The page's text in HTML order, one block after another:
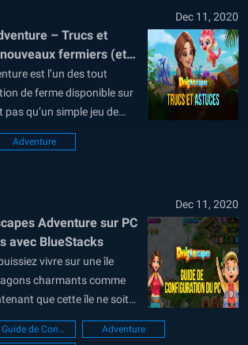
Dec 11, 2020
– Trucs et
fermiers (et
est l’un des tout
de ferme disponible sur
pas qu’un simple jeu de
aussi devoir
et explorer des îles à
Adventure
Dec 11, 2020
Adventure sur PC
avec BlueStacks
vivre sur une île
charmants comme
que cette île ne soit
îles qui forme un
que celles-ci cachent des
Guide de Configuration PC
Adventure